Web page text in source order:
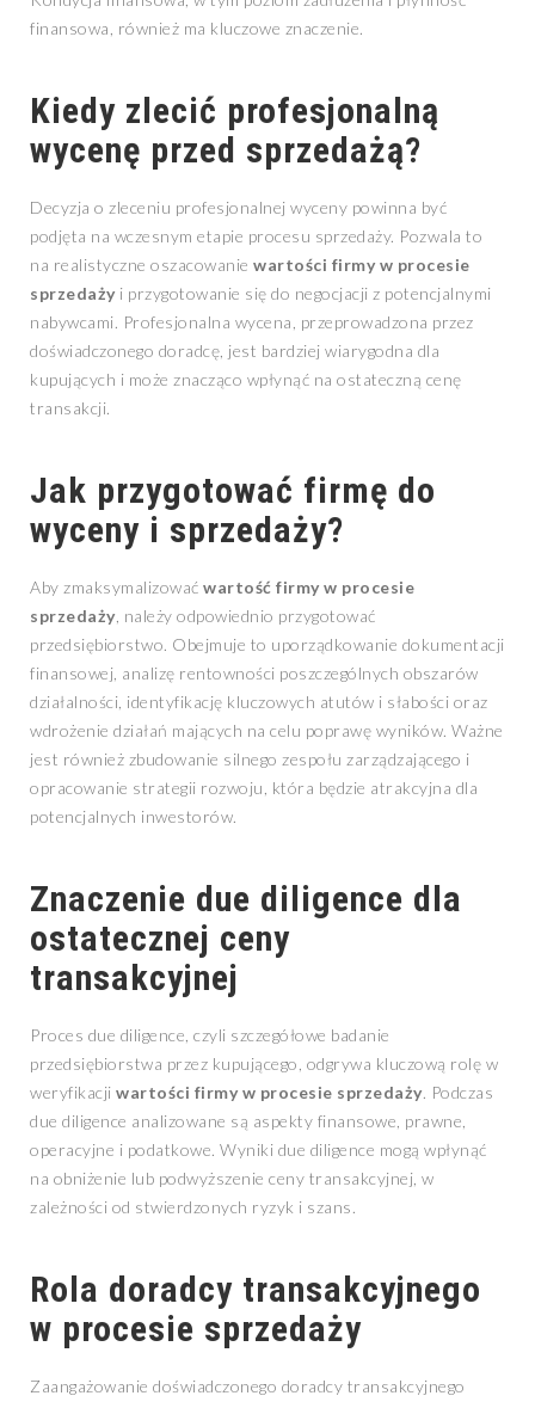
finansowa, również ma kluczowe znaczenie.
Kiedy zlecić profesjonalną
wycenę przed sprzedażą?
Decyzja o zleceniu profesjonalnej wyceny powinna być
podjęta na wczesnym etapie procesu sprzedaży. Pozwala to
na realistyczne oszacowanie wartości firmy w procesie
sprzedaży i przygotowanie się do negocjacji z potencjalnymi
nabywcami. Profesjonalna wycena, przeprowadzona przez
doświadczonego doradcę, jest bardziej wiarygodna dla
kupujących i może znacząco wpłynąć na ostateczną cenę
transakcji.
Jak przygotować firmę do
wyceny i sprzedaży?
Aby zmaksymalizować wartość firmy w procesie
sprzedaży , należy odpowiednio przygotować
przedsiębiorstwo. Obejmuje to uporządkowanie dokumentacji
finansowej, analizę rentowności poszczególnych obszarów
działalności, identyfikację kluczowych atutów i słabości oraz
wdrożenie działań mających na celu poprawę wyników. Ważne
jest również zbudowanie silnego zespołu zarządzającego i
opracowanie strategii rozwoju, która będzie atrakcyjna dla
potencjalnych inwestorów.
Znaczenie due diligence dla
ostatecznej ceny
transakcyjnej
Proces due diligence, czyli szczegółowe badanie
przedsiębiorstwa przez kupującego, odgrywa kluczową rolę w
weryfikacji wartości firmy w procesie sprzedaży. Podczas
due diligence analizowane są aspekty finansowe, prawne,
operacyjne i podatkowe. Wyniki due diligence mogą wpłynąć
na obniżenie lub podwyższenie ceny transakcyjnej, w
zależności od stwierdzonych ryzyk i szans.
Rola doradcy transakcyjnego
w procesie sprzedaży
Zaangażowanie doświadczonego doradcy transakcyjnego